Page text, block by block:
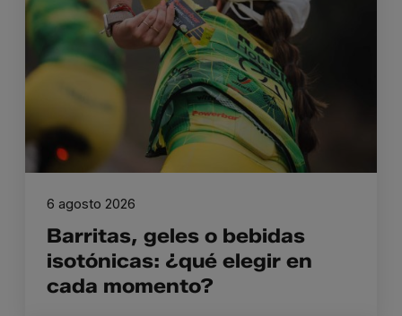
Barritas, geles o bebidas
isotónicas: ¿qué elegir en
cada momento?
6 agosto 2026